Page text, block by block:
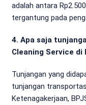
adalah antara
tergantung pada
4. Apa saja
Cleaning Service di
Tunjangan yang
tunjangan
Ketenagakerjaan,